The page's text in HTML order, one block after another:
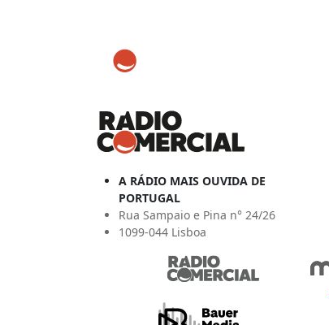
A RÁDIO MAIS OUVIDA DE
PORTUGAL
Rua Sampaio e Pina n° 24/26
1099-044 Lisboa